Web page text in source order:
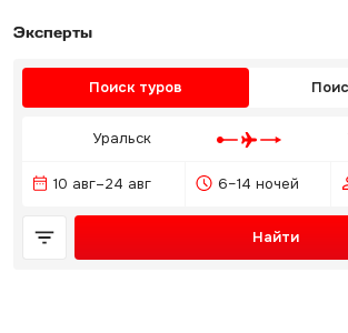
Эксперты
Поиск туров
Уральск
10 авг–24 авг 6–14 ночей
Найти